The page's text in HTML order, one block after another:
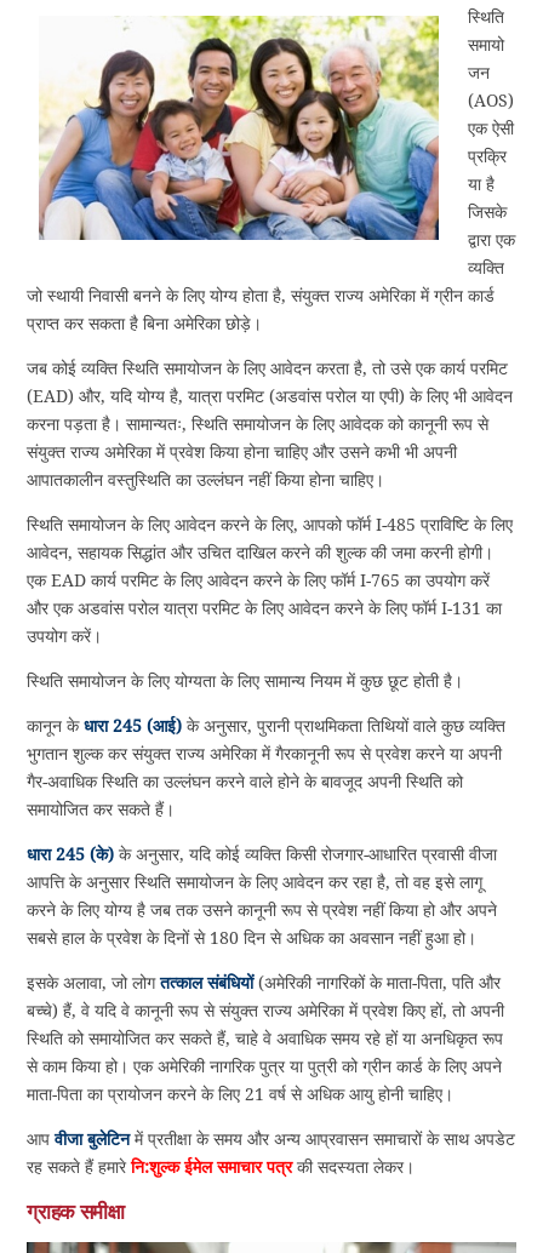
स्थिति
समायो
जन
(AOS)
एक ऐसी
प्रक्रि
या है
जिसके
द्वारा एक
व्यक्ति
जो स्थायी निवासी बनने के लिए योग्य होता है, संयुक्त राज्य अमेरिका में ग्रीन कार्ड
प्राप्त कर सकता है बिना अमेरिका छोड़े।
जब कोई व्यक्ति स्थिति समायोजन के लिए आवेदन करता है, तो उसे एक कार्य परमिट
(EAD) और, यदि योग्य है, यात्रा परमिट (अडवांस परोल या एपी) के लिए भी आवेदन
करना पड़ता है। सामान्यतः, स्थिति समायोजन के लिए आवेदक को कानूनी रूप से
संयुक्त राज्य अमेरिका में प्रवेश किया होना चाहिए और उसने कभी भी अपनी
आपातकालीन वस्तुस्थिति का उल्लंघन नहीं किया होना चाहिए।
स्थिति समायोजन के लिए आवेदन करने के लिए, आपको फॉर्म I-485 प्राविष्टि के लिए
आवेदन, सहायक सिद्धांत और उचित दाखिल करने की शुल्क की जमा करनी होगी।
एक EAD कार्य परमिट के लिए आवेदन करने के लिए फॉर्म I-765 का उपयोग करें
और एक अडवांस परोल यात्रा परमिट के लिए आवेदन करने के लिए फॉर्म I-131 का
उपयोग करें।
स्थिति समायोजन के लिए योग्यता के लिए सामान्य नियम में कुछ छूट होती है।
कानून केधारा 245 (आई) के अनुसार, पुरानी प्राथमिकता तिथियों वाले कुछ व्यक्ति
भुगतान शुल्क कर संयुक्त राज्य अमेरिका में गैरकानूनी रूप से प्रवेश करने या अपनी
गैर-अवाधिक स्थिति का उल्लंघन करने वाले होने के बावजूद अपनी स्थिति को
समायोजित कर सकते हैं।
धारा 245 (के) के अनुसार, यदि कोई व्यक्ति किसी रोजगार-आधारित प्रवासी वीजा
आपत्ति के अनुसार स्थिति समायोजन के लिए आवेदन कर रहा है, तो वह इसे लागू
करने के लिए योग्य है जब तक उसने कानूनी रूप से प्रवेश नहीं किया हो और अपने
सबसे हाल के प्रवेश के दिनों से 180 दिन से अधिक का अवसान नहीं हुआ हो।
इसके अलावा, जो लोगतत्काल संबंधियों(अमेरिकी नागरिकों के माता-पिता, पति और
बच्चे) हैं, वे यदि वे कानूनी रूप से संयुक्त राज्य अमेरिका में प्रवेश किए हों, तो अपनी
स्थिति को समायोजित कर सकते हैं, चाहे वे अवाधिक समय रहे हों या अनधिकृत रूप
से काम किया हो। एक अमेरिकी नागरिक पुत्र या पुत्री को ग्रीन कार्ड के लिए अपने
माता-पिता का प्रायोजन करने के लिए 21 वर्ष से अधिक आयु होनी चाहिए।
आपवीजा बुलेटिनमें प्रतीक्षा के समय और अन्य आप्रवासन समाचारों के साथ अपडेट
रह सकते हैं हमारेनि:शुल्क ईमेल समाचार पत्रकी सदस्यता लेकर।
ग्राहक समीक्षा